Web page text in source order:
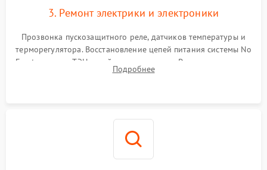
3. Ремонт электрики и электроники
Прозвонка пускозащитного реле, датчиков температуры и
терморегулятора. Восстановление цепей питания системы No
Frost, включая ТЭН оттайки и вентилятор. Ремонт или замена
платы управления при сбоях алгоритмов.
Подробнее